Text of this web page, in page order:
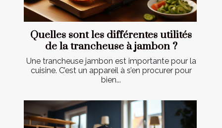
Quelles sont les différentes utilités
de la trancheuse à jambon ?
Une trancheuse jambon est importante pour la
cuisine. C’est un appareil à s’en procurer pour
bien...